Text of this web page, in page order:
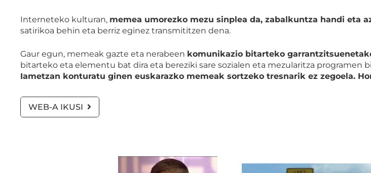
Interneteko kulturan, memea umorezko mezu sinplea da, zabalkuntza handi eta
satirikoa behin eta berriz eginez transmititzen dena.
Gaur egun, memeak gazte eta nerabeen komunikazio bitarteko
bitarteko eta elementu bat dira eta bereziki sare sozialen eta mezularitza programen
Iametzan konturatu ginen euskarazko memeak sortzeko tresnarik ez zegoela.
WEB-A IKUSI